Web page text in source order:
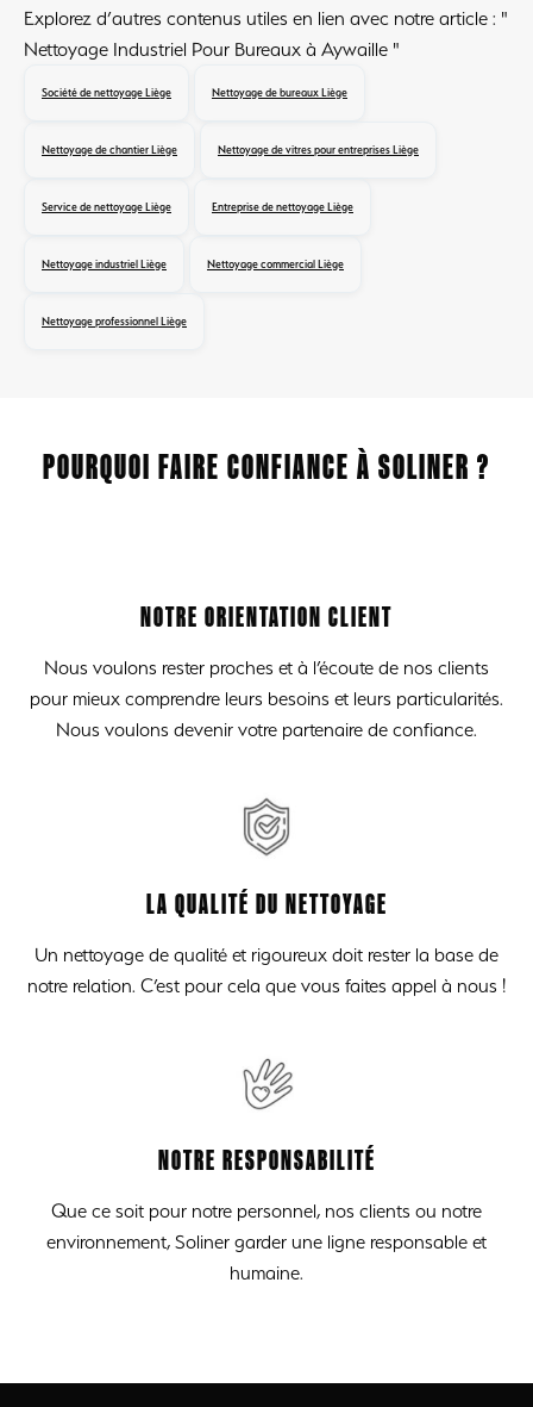
Explorez d’autres contenus utiles en lien avec notre article : "
Nettoyage Industriel Pour Bureaux à Aywaille "
Société de nettoyage Liège Nettoyage de bureaux Liège
Nettoyage de chantier Liège Nettoyage de vitres pour entreprises Liège
Service de nettoyage Liège Entreprise de nettoyage Liège
Nettoyage industriel Liège Nettoyage commercial Liège
Nettoyage professionnel Liège
POURQUOI FAIRE CONFIANCE À SOLINER ?
NOTRE ORIENTATION CLIENT
Nous voulons rester proches et à l’écoute de nos clients
pour mieux comprendre leurs besoins et leurs particularités.
Nous voulons devenir votre partenaire de confiance.
LA QUALITÉ DU NETTOYAGE
Un nettoyage de qualité et rigoureux doit rester la base de
notre relation. C’est pour cela que vous faites appel à nous !
NOTRE RESPONSABILITÉ
Que ce soit pour notre personnel, nos clients ou notre
environnement, Soliner garder une ligne responsable et
humaine.